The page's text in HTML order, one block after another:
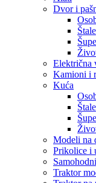
Dvor i
Štale
Šupe
Električna
Kamioni i
Kuća
Štale
Šupe
Modeli na
Prikolice i
Traktor